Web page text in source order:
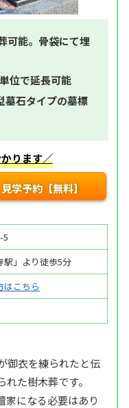
可能。骨袋にて埋
位で延長可能
墓石タイプの墓標
ります／
見学予約【無料】
5
駅」より徒歩5分
はこちら
御衣を練られたと伝
た樹木葬です。
家になる必要はあり